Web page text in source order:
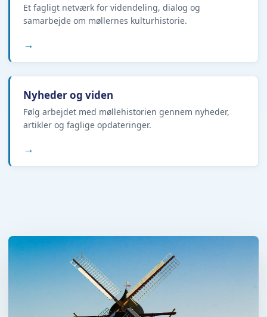
Et fagligt netværk for videndeling, dialog og
samarbejde om møllernes kulturhistorie.
→
Nyheder og viden
Følg arbejdet med møllehistorien gennem nyheder,
artikler og faglige opdateringer.
→